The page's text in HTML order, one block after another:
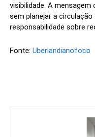
visibilidade. A
sem planejar a
responsabilidade sobre
Fonte: Uberlandianofoco